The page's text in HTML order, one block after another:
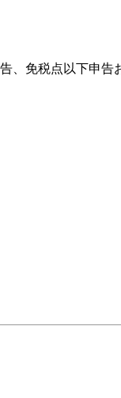
、免税点以下申告